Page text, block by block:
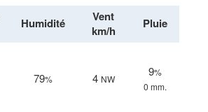
Humidité
Vent
km/h
Pluie
79% 4 NW
9%
0 mm.